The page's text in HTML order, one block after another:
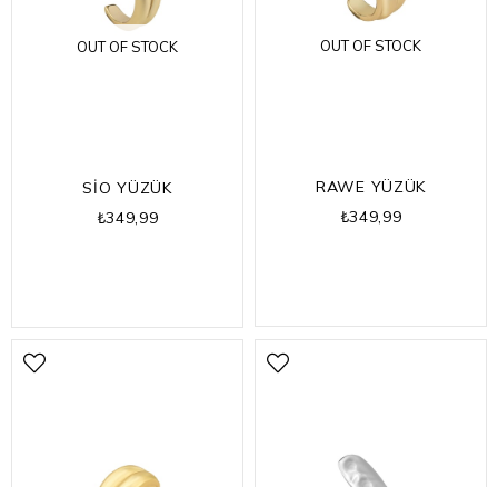
OUT OF STOCK
SİO YÜZÜK
₺349,99
OUT OF STOCK
RAWE YÜZÜK
₺349,99